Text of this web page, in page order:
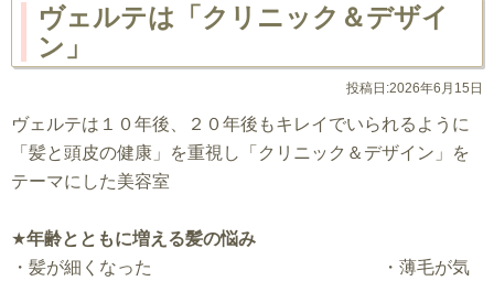
ヴェルテは「クリニック＆デザイ
ン」
投稿日:2026年6月15日
ヴェルテは１０年後、２０年後もキレイでいられるように
「髪と頭皮の健康」を重視し「クリニック＆デザイン」を
テーマにした美容室
★年齢とともに増える髪の悩み
・髪が細くなった ・薄毛が気